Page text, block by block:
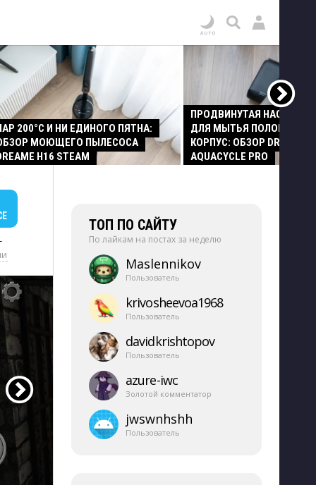
200°C И НИ ЕДИНОГО ПЯТНА:
МОЮЩЕГО ПЫЛЕСОСА
H16 STEAM
ПРОДВИНУТАЯ НАСАДКА
ДЛЯ МЫТЬЯ ПОЛОВ И
КОРПУС: ОБЗОР DREAME
AQUACYCLE PRO
ТОП ПО САЙТУ
По лайкам на постах за неделю
Maslennikov
Пользователь
krivosheevoa1968
Пользователь
davidkrishtopov
Пользователь
azure-​iwc
Золотой комментатор
jwswnhshh
Пользователь